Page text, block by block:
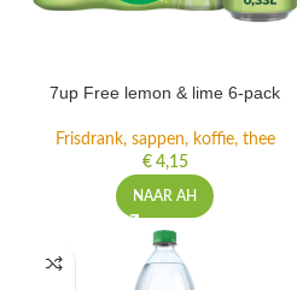
7up Free lemon & lime 6-pack
Frisdrank, sappen, koffie, thee
€4,15
NAAR AH